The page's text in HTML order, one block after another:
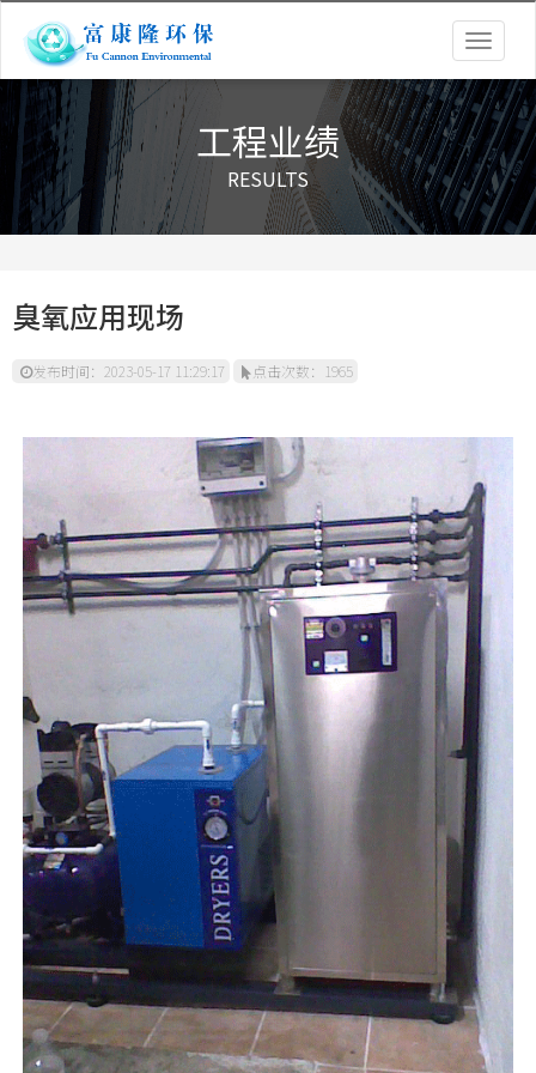
工程业绩
RESULTS
臭氧应用现场
发布时间：2023-05-17 11:29:17 点击次数：1965